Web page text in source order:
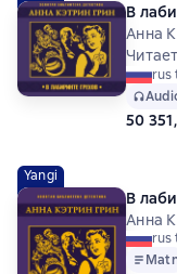
В
Анна
rus
50
Yangi
В
Анна
rus